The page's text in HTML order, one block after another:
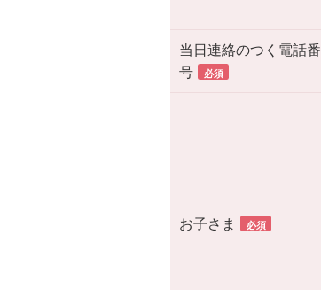
当日連絡のつく電話番
号
必須
お子さま 必須